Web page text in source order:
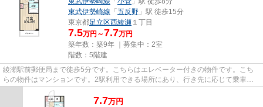
東武伊勢崎線 「 五反野 」駅 徒歩15分
東京都足立区西綾瀬 １丁目
7.5万円～7.7万円
築年数：築9年 ｜募集中： 2室
階数：5階建
綾瀬駅前郵便局まで徒歩5分です。こちらはエレベーター付きの物件です。こち
らの物件はマンションです。2駅利用できる場所にあり、行き先に応じて乗車駅
の使い分けができます。当社ス...
7.7万円